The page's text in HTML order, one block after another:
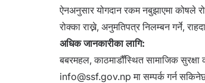
ऐनअनुसार योगदान रकम नबुझाएमा कोषले
रोक्का राख्ने, अनुमतिपत्र निलम्बन गर्ने,
अधिक जानकारीका लागि:
बबरमहल,काठमाडौँस्थित सामाजिक
info@ssf.gov.np मा सम्पर्क गर्न